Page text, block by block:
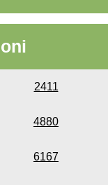
2411
4880
6167